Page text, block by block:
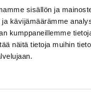
sisällön ja
kävijämäärämme
kumppaneillemme
näitä tietoja muihin